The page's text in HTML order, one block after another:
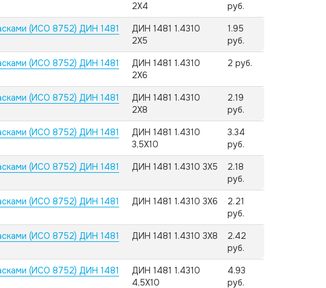
2X4
руб.
(ИСО 8752) ДИН 1481
ДИН 1481 1.4310
2X5
1.95
руб.
(ИСО 8752) ДИН 1481
ДИН 1481 1.4310
2X6
2 руб.
(ИСО 8752) ДИН 1481
ДИН 1481 1.4310
2X8
2.19
руб.
(ИСО 8752) ДИН 1481
ДИН 1481 1.4310
3,5X10
3.34
руб.
(ИСО 8752) ДИН 1481
ДИН 1481 1.4310 3X5
2.18
руб.
(ИСО 8752) ДИН 1481
ДИН 1481 1.4310 3X6
2.21
руб.
(ИСО 8752) ДИН 1481
ДИН 1481 1.4310 3X8
2.42
руб.
(ИСО 8752) ДИН 1481
ДИН 1481 1.4310
4,5X10
4.93
руб.